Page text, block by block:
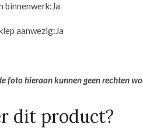
binnenwerk:Ja
aanwezig:Ja
hieraan kunnen geen rechten
dit product?